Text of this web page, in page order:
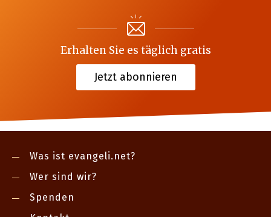
Erhalten Sie es täglich gratis
Jetzt abonnieren
Was ist evangeli.net?
Wer sind wir?
Spenden